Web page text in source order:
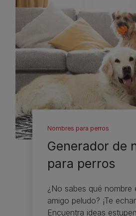
Nombres para perros
Generador de
para perros
¿No sabes qué nombre
amigo peludo? ¡Te
Encuentra ideas